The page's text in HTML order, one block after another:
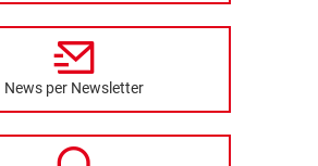
News per Newsletter